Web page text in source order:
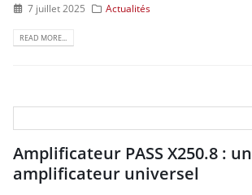
7 juillet 2025 Actualités
READ MORE...
Amplificateur PASS X250.8 : un
amplificateur universel